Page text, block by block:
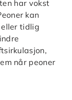
har vokst
kan
tidlig
når peoner